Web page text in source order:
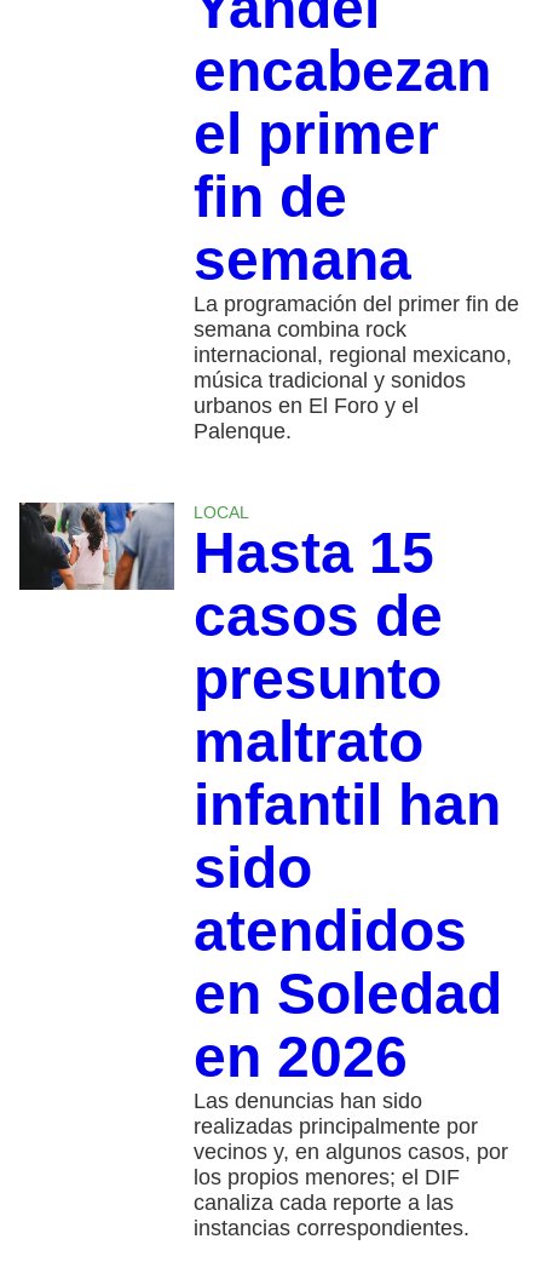
encabezan
el primer
fin de
semana
La programación del primer fin de
semana combina rock
internacional, regional mexicano,
música tradicional y sonidos
urbanos en El Foro y el
Palenque.
LOCAL
Hasta 15
casos de
presunto
maltrato
infantil han
sido
atendidos
en Soledad
en 2026
Las denuncias han sido
realizadas principalmente por
vecinos y, en algunos casos, por
los propios menores; el DIF
canaliza cada reporte a las
instancias correspondientes.